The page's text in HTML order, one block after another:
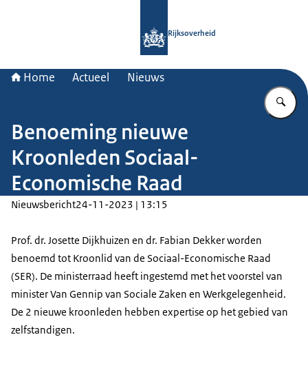
Rijksoverheid
Home Actueel Nieuws
Benoeming nieuwe
Kroonleden Sociaal-
Economische Raad
Nieuwsbericht24-11-2023 | 13:15
Prof. dr. Josette Dijkhuizen en dr. Fabian Dekker worden
benoemd tot Kroonlid van de Sociaal-Economische Raad
(SER). De ministerraad heeft ingestemd met het voorstel van
minister Van Gennip van Sociale Zaken en Werkgelegenheid.
De 2 nieuwe kroonleden hebben expertise op het gebied van
zelfstandigen.